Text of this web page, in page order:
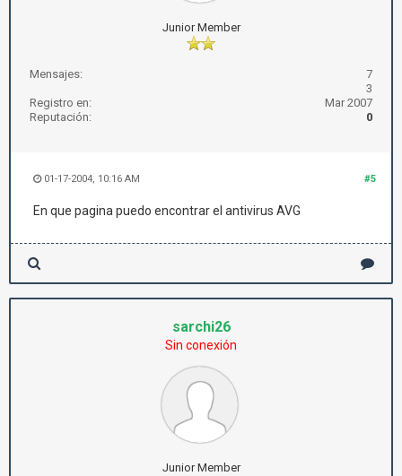
Junior Member
Mensajes:
7
3
Registro en:
Mar 2007
Reputación:
0
#5
01-17-2004, 10:16 AM
En que pagina puedo encontrar el antivirus AVG
sarchi26
Sin conexión
Junior Member